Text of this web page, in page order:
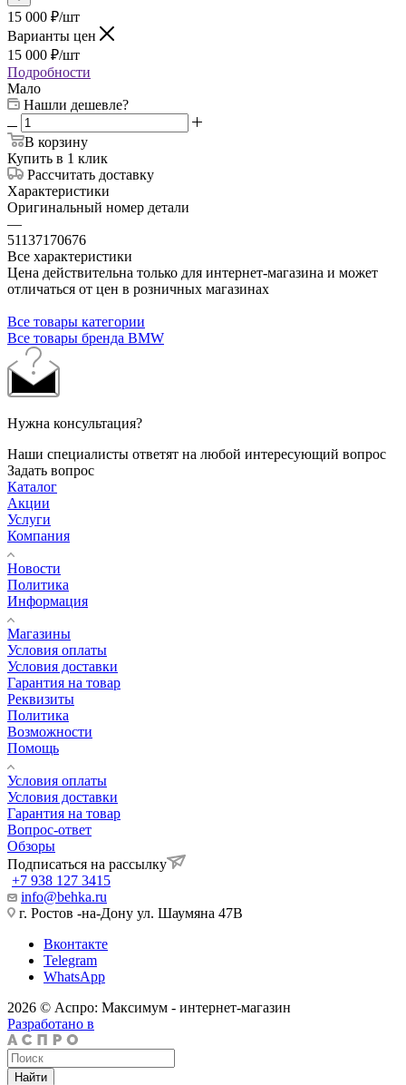
15 000 ₽/шт
Варианты цен
15 000 ₽/шт
Подробности
Мало
Нашли дешевле?
В корзину
Купить в 1 клик
Рассчитать доставку
Характеристики
Оригинальный номер детали
—
51137170676
Все характеристики
Цена действительна только для интернет-магазина и может
отличаться от цен в розничных магазинах
Все товары категории
Все товары бренда BMW
Нужна консультация?
Наши специалисты ответят на любой интересующий вопрос
Задать вопрос
Каталог
Акции
Услуги
Компания
Новости
Политика
Информация
Магазины
Условия оплаты
Условия доставки
Гарантия на товар
Реквизиты
Политика
Возможности
Помощь
Условия оплаты
Условия доставки
Гарантия на товар
Вопрос-ответ
Обзоры
Подписаться на рассылку
+7 938 127 3415
info@behka.ru
г. Ростов -на-Дону ул. Шаумяна 47В
Вконтакте
Telegram
WhatsApp
2026 © Аспро: Максимум - интернет-магазин
Разработано в
Найти